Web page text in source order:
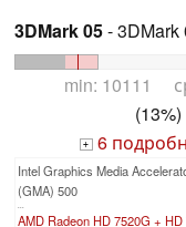
3DMark 05- 3DMark
min: 10111
(13%)
+ 6
Intel Graphics Media
(GMA) 500
...
AMD Radeon HD 7520G + HD